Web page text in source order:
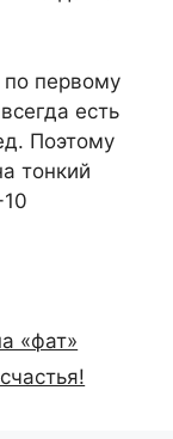
по первому
есть
Поэтому
тонкий
«фат»